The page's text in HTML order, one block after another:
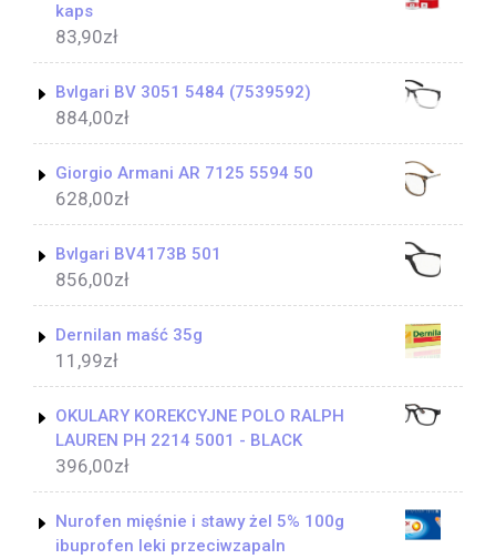
kaps
83,90zł
Bvlgari BV 3051 5484 (7539592)
884,00zł
Giorgio Armani AR 7125 5594 50
628,00zł
Bvlgari BV4173B 501
856,00zł
Dernilan maść 35g
11,99zł
OKULARY KOREKCYJNE POLO RALPH
LAUREN PH 2214 5001 - BLACK
396,00zł
Nurofen mięśnie i stawy żel 5% 100g
ibuprofen leki przeciwzapaln